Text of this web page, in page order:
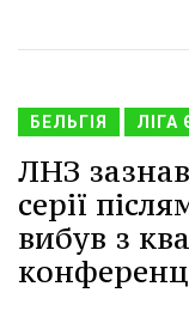
БЕЛЬГІЯ
ЛНЗ
серії
вибув з